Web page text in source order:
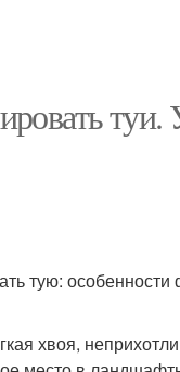
туи.
тую:
хвоя,